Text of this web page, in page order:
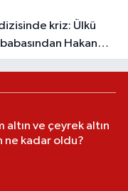
Hakan
Menajerlik
altın ve çeyrek altın
ne kadar oldu?